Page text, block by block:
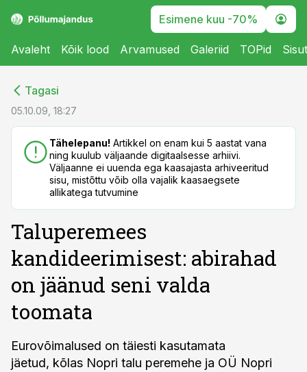
Esimene kuu -70%
Avaleht Kõik lood Arvamused Galeriid TOPid
Tagasi
05.10.09, 18:27
Tähelepanu! Artikkel on enam kui 5 aastat vana
ning kuulub väljaande digitaalsesse arhiivi.
Väljaanne ei uuenda ega kaasajasta arhiveeritud
sisu, mistõttu võib olla vajalik kaasaegsete
allikatega tutvumine
Taluperemees
kandideerimisest: abirahad
on jäänud seni valda
toomata
Eurovõimalused on täiesti kasutamata
jäetud, kõlas Nopri talu peremehe ja OÜ Nopri